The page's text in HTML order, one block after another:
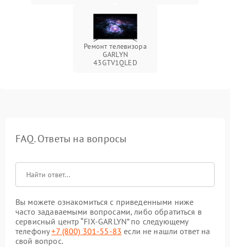
Ремонт телевизора
GARLYN
43GTV1QLED
FAQ. Ответы на вопросы
Вы можете ознакомиться с приведенными ниже
часто задаваемыми вопросами, либо обратиться в
сервисный центр “FIX-GARLYN” по следующему
телефону+7 (800) 301-55-83 если не нашли ответ на
свой вопрос.